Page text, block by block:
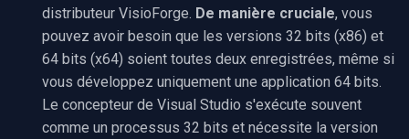
Speco Technologies
EverFocus
ABUS
distributeur VisioForge. De manière cruciale, vous
pouvez avoir besoin que les versions 32 bits (x86) et
64 bits (x64) soient toutes deux enregistrées, même si
vous développez uniquement une application 64 bits.
Le concepteur de Visual Studio s'exécute souvent
comme un processus 32 bits et nécessite la version